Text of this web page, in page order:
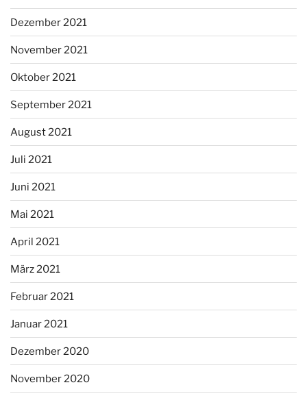
Dezember 2021
November 2021
Oktober 2021
September 2021
August 2021
Juli 2021
Juni 2021
Mai 2021
April 2021
März 2021
Februar 2021
Januar 2021
Dezember 2020
November 2020